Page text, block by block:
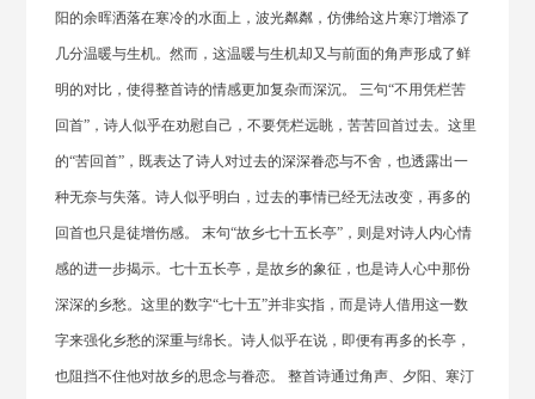
阳的余晖洒落在寒冷的水面上，波光粼粼，仿佛给这片寒汀增添了
几分温暖与生机。然而，这温暖与生机却又与前面的角声形成了鲜
明的对比，使得整首诗的情感更加复杂而深沉。 三句“不用凭栏苦
回首”，诗人似乎在劝慰自己，不要凭栏远眺，苦苦回首过去。这里
的“苦回首”，既表达了诗人对过去的深深眷恋与不舍，也透露出一
种无奈与失落。诗人似乎明白，过去的事情已经无法改变，再多的
回首也只是徒增伤感。 末句“故乡七十五长亭”，则是对诗人内心情
感的进一步揭示。七十五长亭，是故乡的象征，也是诗人心中那份
深深的乡愁。这里的数字“七十五”并非实指，而是诗人借用这一数
字来强化乡愁的深重与绵长。诗人似乎在说，即便有再多的长亭，
也阻挡不住他对故乡的思念与眷恋。 整首诗通过角声、夕阳、寒汀